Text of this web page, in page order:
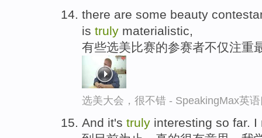
there are some beauty
is truly materialistic,
有些选美比赛的参赛者不仅注重
选美大会，很不错 - SpeakingMax英
And it's truly interesting so far.